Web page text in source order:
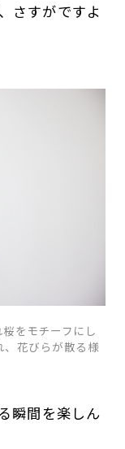
さすがですよ
をモチーフにし
、花びらが散る様
瞬間を楽しん